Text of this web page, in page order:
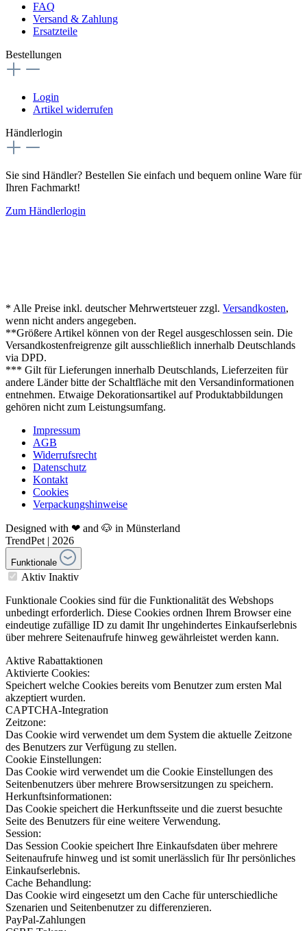
FAQ
Versand & Zahlung
Ersatzteile
Bestellungen
Login
Artikel widerrufen
Händlerlogin
Sie sind Händler? Bestellen Sie einfach und bequem online Ware für
Ihren Fachmarkt!
Zum Händlerlogin
* Alle Preise inkl. deutscher Mehrwertsteuer zzgl. Versandkosten,
wenn nicht anders angegeben.
**Größere Artikel können von der Regel ausgeschlossen sein. Die
Versandkostenfreigrenze gilt ausschließlich innerhalb Deutschlands
via DPD.
*** Gilt für Lieferungen innerhalb Deutschlands, Lieferzeiten für
andere Länder bitte der Schaltfläche mit den Versandinformationen
entnehmen. Etwaige Dekorationsartikel auf Produktabbildungen
gehören nicht zum Leistungsumfang.
Impressum
AGB
Widerrufsrecht
Datenschutz
Kontakt
Cookies
Verpackungshinweise
Designed with ❤ and 🐶 in Münsterland
TrendPet | 2026
Funktionale
Aktiv Inaktiv
Funktionale Cookies sind für die Funktionalität des Webshops
unbedingt erforderlich. Diese Cookies ordnen Ihrem Browser eine
eindeutige zufällige ID zu damit Ihr ungehindertes Einkaufserlebnis
über mehrere Seitenaufrufe hinweg gewährleistet werden kann.
Aktive Rabattaktionen
Aktivierte Cookies:
Speichert welche Cookies bereits vom Benutzer zum ersten Mal
akzeptiert wurden.
CAPTCHA-Integration
Zeitzone:
Das Cookie wird verwendet um dem System die aktuelle Zeitzone
des Benutzers zur Verfügung zu stellen.
Cookie Einstellungen:
Das Cookie wird verwendet um die Cookie Einstellungen des
Seitenbenutzers über mehrere Browsersitzungen zu speichern.
Herkunftsinformationen:
Das Cookie speichert die Herkunftsseite und die zuerst besuchte
Seite des Benutzers für eine weitere Verwendung.
Session:
Das Session Cookie speichert Ihre Einkaufsdaten über mehrere
Seitenaufrufe hinweg und ist somit unerlässlich für Ihr persönliches
Einkaufserlebnis.
Cache Behandlung:
Das Cookie wird eingesetzt um den Cache für unterschiedliche
Szenarien und Seitenbenutzer zu differenzieren.
PayPal-Zahlungen